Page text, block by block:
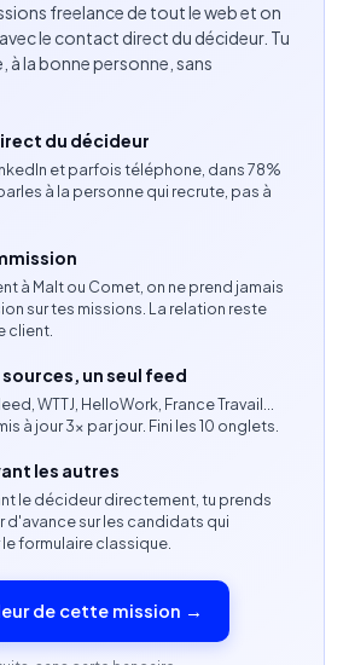
et améliorer les processus de
des modèles.
des modèles et
d'amélioration.
les différentes parties
les contenus et les
de documentation
français et de l'anglais, à l'écrit
édition, traitement de
freelance de tout le web et on
le contact direct du décideur. Tu
à la bonne personne, sans
du décideur
et parfois téléphone, dans 78%
à la personne qui recrute, pas à
à Malt ou Comet, on ne prend jamais
sur tes missions. La relation reste
client.
un seul feed
WTTJ, HelloWork, France Travail…
à jour 3× par jour. Fini les 10 onglets.
les autres
le décideur directement, tu prends
d'avance sur les candidats qui
formulaire classique.
de cette mission →